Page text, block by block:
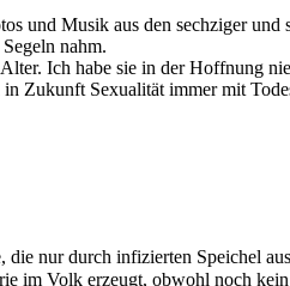
Musik aus den sechziger und
nahm.
Ich habe sie in der Hoffnung
Zukunft Sexualität immer mit
nur durch infizierten Speichel
im Volk erzeugt, obwohl noch